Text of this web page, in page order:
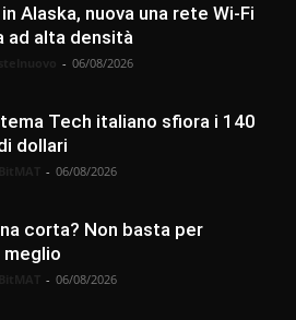
Alaska, nuova una rete Wi-Fi
ad alta densità
- 06/08/2026
Tech italiano sfiora i 140
dollari
- 06/08/2026
corta? Non basta per
meglio
- 06/08/2026